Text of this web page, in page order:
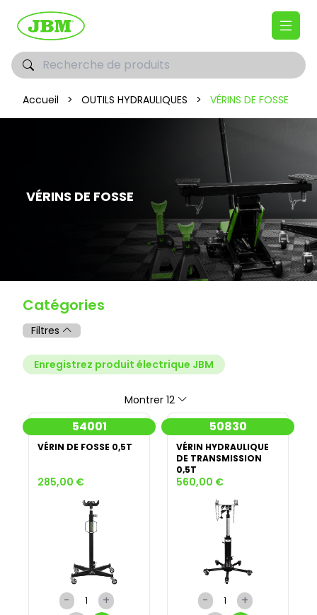
Accueil > OUTILS HYDRAULIQUES > VÉRINS DE FOSSE
VÉRINS DE FOSSE
Catégories
Filtres
Enregistrez produit électrique JBM
Montrer 12
54001
VÉRIN DE FOSSE 0,5T
285,00 €
- +
50830
VÉRIN HYDRAULIQUE
DE TRANSMISSION
0,5T
560,00 €
- +